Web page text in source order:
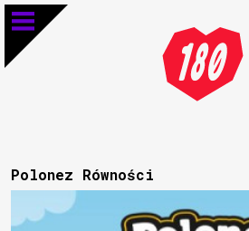
Polonez Równości